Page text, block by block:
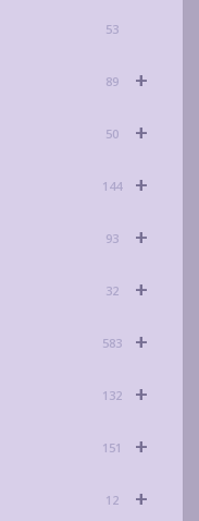
53
+
89
+
50
+
144
+
93
+
32
+
583
+
132
+
151
+
12